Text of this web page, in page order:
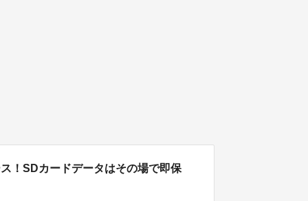
！SDカードデータはその場で即保